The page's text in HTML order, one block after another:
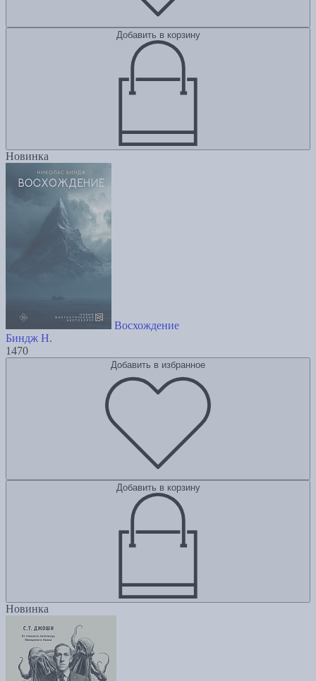
Добавить в корзину
Новинка
Восхождение
Биндж Н.
1470
Добавить в избранное
Добавить в корзину
Новинка